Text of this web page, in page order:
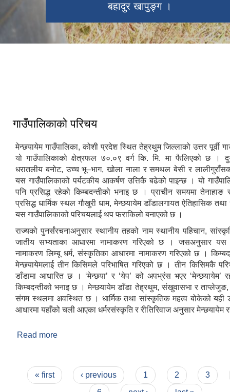
बहादुर खापुङ्ग ।
मेन्छयायेम गाउँपालिकाको केन्द्र मोराहाङ्ग
उपाध्यक्ष गीतादेवि तिम्सिना गौतम ।
सामूहिक तस्वीर ।
गाउँपालिकाको परिचय
मेन्छयायेम गाउँपालिका, कोशी प्रदेश स्थित तेह्रथुम जिल्लाको उत्तर पूर्वी
यो गाउँपालिकाको क्षेत्रफल ७०.०९ वर्ग कि. मि. मा फैलिएको छ ।
धरातलीय बनोट, उच्च भू–भाग, खोला नाला र समथल बेसी र
यस गाउँपालिकाको पर्यटकीय आकर्षण उत्तिकै बढेको पाइन्छ । यो
पनि प्रसिद्ध रहेको किम्बदन्तीको भनाइ छ । प्राचीन समयमा तेनाहाङ
प्रसिद्ध धार्मिक स्थल गौखुरी धाम, मेन्छयायेम डाँडालगायत ऐतिहासिक
यस गाउँपालिकाको परिचयलाई थप फराकिलो बनाएको छ ।
राज्यको पुनर्संरचनाअनुसार स्थानीय तहको नाम स्थानीय पहिचान,
जातीय सभ्यताका आधारमा नामाकरण गरिएको छ । जसअनुसार यस
नामाकरण लिम्बू धर्म, संस्कृतिका आधारमा नामाकरण गरिएको छ ।
मेन्छयायेमलाई तीन किसिमले परिभाषित गरिएको छ । तीन किसिमकै
डाँडामा आधारित छ । ‘मेन्छया’ र ‘येप’ को अपभ्रंस भएर ‘मेन्छयायेम’
किम्बदन्तीको भनाइ छ । मेन्छयायेम डाँडा तेह्रथुम, संखुवासभा र ताप्लेजुङ,
संगम स्थलमा अवस्थित छ । धार्मिक तथा सांस्कृतिक महत्व बोकेको यही
आधारमा यहाँको चली आएका धर्मरसंस्कृति र रीतिरिवाज अनुसार मेन्छयायेम
Read more
Pages
« first ‹ previous 1 2 3